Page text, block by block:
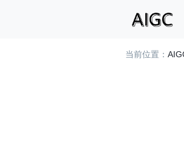
当前位置：